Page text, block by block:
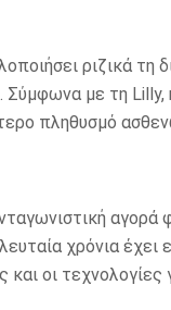
ριζικά
με τη Lilly,
πληθυσμό
χρόνια
οι τεχνολογίες